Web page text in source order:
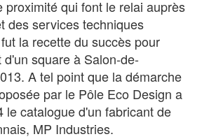
proximité qui font le relai auprès
des services techniques
la recette du succès pour
square à Salon-de-
A tel point que la démarche
par le Pôle Eco Design a
le catalogue d'un fabricant de
MP Industries.